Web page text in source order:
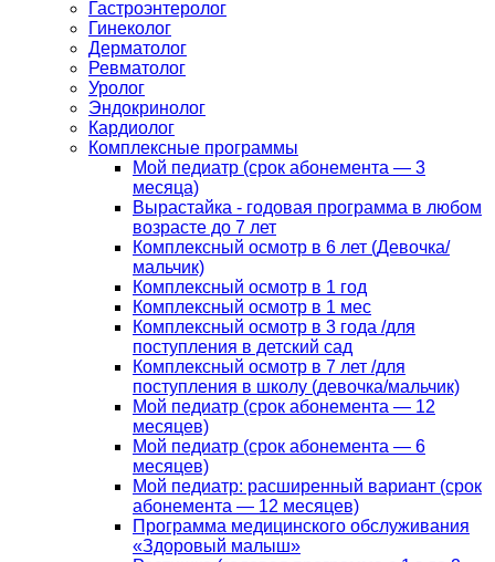
Гастроэнтеролог
Гинеколог
Дерматолог
Ревматолог
Уролог
Эндокринолог
Кардиолог
Комплексные программы
Мой педиатр (срок абонемента — 3
месяца)
Вырастайка - годовая программа в любом
возрасте до 7 лет
Комплексный осмотр в 6 лет (Девочка/
мальчик)
Комплексный осмотр в 1 год
Комплексный осмотр в 1 мес
Комплексный осмотр в 3 года /для
поступления в детский сад
Комплексный осмотр в 7 лет /для
поступления в школу (девочка/мальчик)
Мой педиатр (срок абонемента — 12
месяцев)
Мой педиатр (срок абонемента — 6
месяцев)
Мой педиатр: расширенный вариант (срок
абонемента — 12 месяцев)
Программа медицинского обслуживания
«Здоровый малыш»